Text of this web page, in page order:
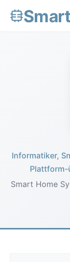
Smart
Informatiker,
Plattform-
Smart Home